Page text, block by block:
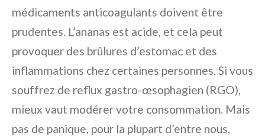
médicaments anticoagulants doivent être
prudentes. L’ananas est acide, et cela peut
provoquer des brûlures d’estomac et des
inflammations chez certaines personnes. Si vous
souffrez de reflux gastro-œsophagien (RGO),
mieux vaut modérer votre consommation. Mais
pas de panique, pour la plupart d’entre nous,